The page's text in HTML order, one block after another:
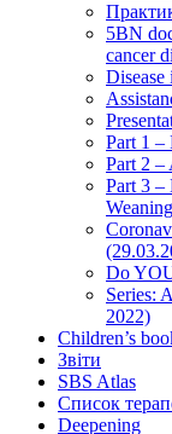
5BN
cancer
Part 1 –
Part 2 –
Part 3 –
Do
Series:
2022)
Children’s
Звіти
SBS Atlas
Список
Deepening